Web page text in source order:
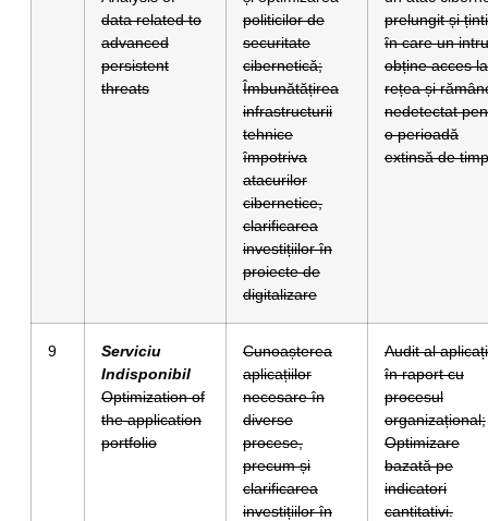
data related to
advanced
persistent
threats
politicilor de
securitate
cibernetică;
Îmbunătățirea
infrastructurii
tehnice
împotriva
atacurilor
cibernetice,
clarificarea
investițiilor în
proiecte de
digitalizare
prelungit și
în care un
obține acces la
rețea și
nedetectat
o perioadă
extinsă de
9
Serviciu
Indisponibil
Optimization of
the application
portfolio
Cunoașterea
aplicațiilor
necesare în
diverse
procese,
precum și
clarificarea
investițiilor în
Audit al
în raport cu
procesul
organizațional;
Optimizare
bazată pe
indicatori
cantitativi.